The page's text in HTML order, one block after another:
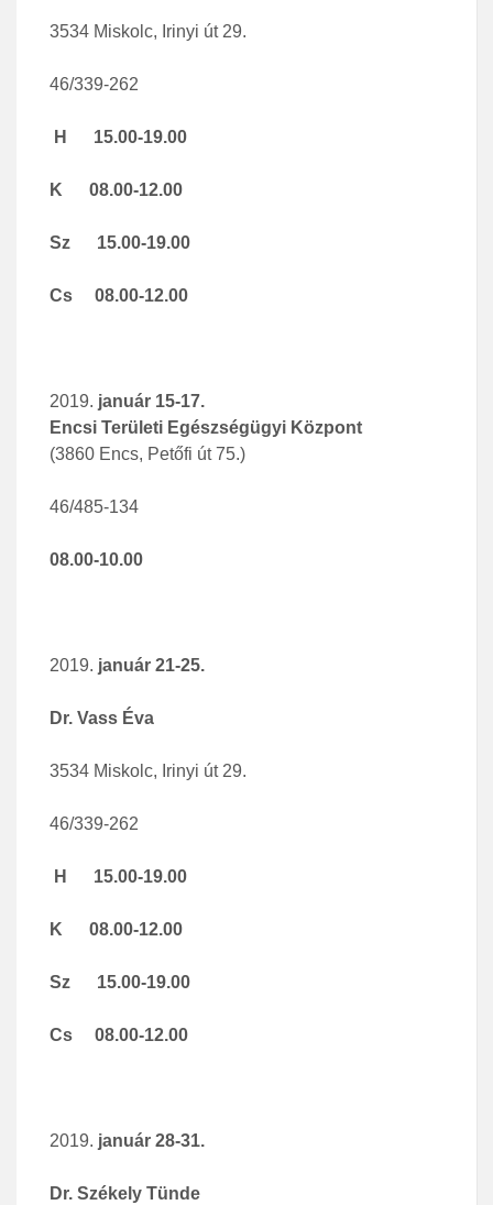
3534 Miskolc, Irinyi út 29.
46/339-262
H 15.00-19.00
K 08.00-12.00
Sz 15.00-19.00
Cs 08.00-12.00
január 15-17.
Encsi Területi Egészségügyi Központ
(3860 Encs, Petőfi út 75.)
46/485-134
08.00-10.00
január 21-25.
Dr. Vass Éva
3534 Miskolc, Irinyi út 29.
46/339-262
H 15.00-19.00
K 08.00-12.00
Sz 15.00-19.00
Cs 08.00-12.00
január 28-31.
Dr. Székely Tünde